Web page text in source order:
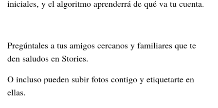
iniciales, y el algoritmo aprenderrá de qué va tu cuenta.
Pregúntales a tus amigos cercanos y familiares que te
den saludos en Stories.
O incluso pueden subir fotos contigo y etiquetarte en
ellas.